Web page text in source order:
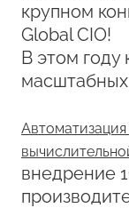
крупном
Global CIO!
В этом году
масштабных
внедрение